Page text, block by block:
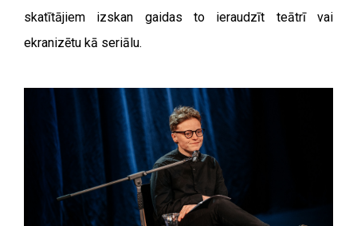
skatītājiem izskan gaidas to ieraudzīt teātrī vai
ekranizētu kā seriālu.